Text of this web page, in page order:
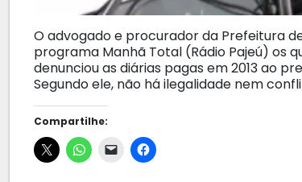
O advogado e procurador da Prefeitura
programa Manhã Total (Rádio Pajeú) os
denunciou as diárias pagas em 2013 ao
Segundo ele, não há ilegalidade nem
Compartilhe: